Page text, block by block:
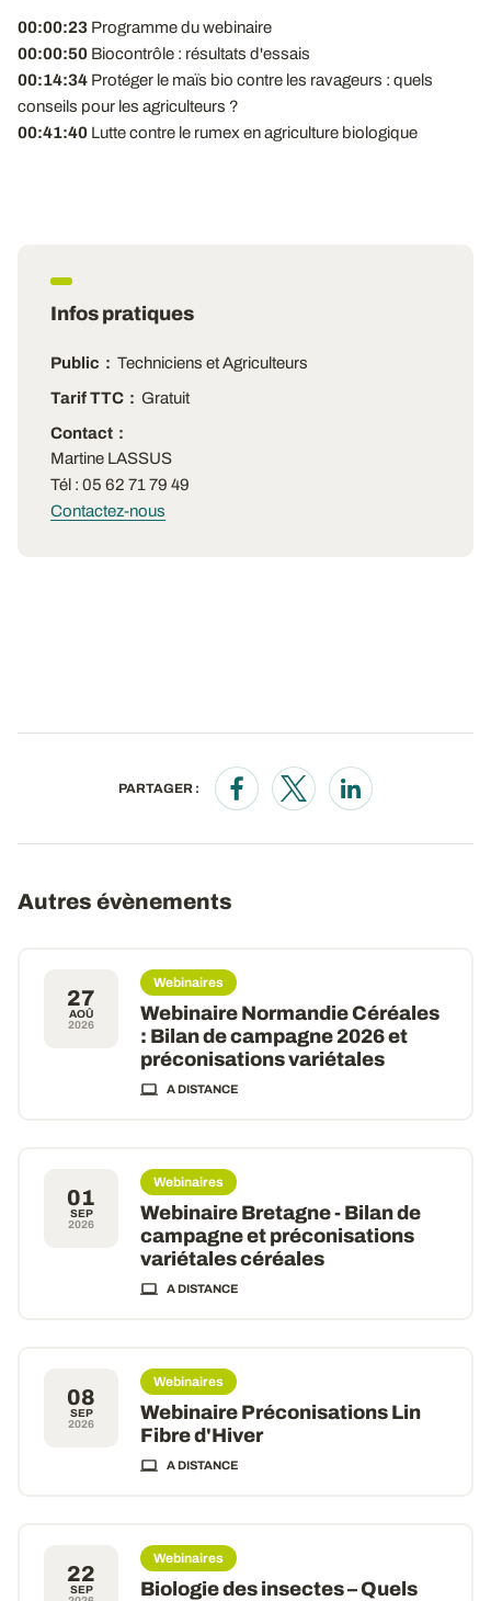
00:00:23 Programme du webinaire
00:00:50 Biocontrôle : résultats d'essais
00:14:34 Protéger le maïs bio contre les ravageurs : quels
conseils pour les agriculteurs ?
00:41:40 Lutte contre le rumex en agriculture biologique
Infos pratiques
Public
Techniciens et Agriculteurs
Tarif TTC
Gratuit
Contact
Martine LASSUS
Tél : 05 62 71 79 49
Contactez-nous
PARTAGER :
Opens in a new window
Opens in a new window
Opens in a new
Autres évènements
27
AOÛ
2026
Webinaires
Webinaire Normandie Céréales
: Bilan de campagne 2026 et
préconisations variétales
A DISTANCE
01
SEP
2026
Webinaires
Webinaire Bretagne - Bilan de
campagne et préconisations
variétales céréales
A DISTANCE
08
SEP
2026
Webinaires
Webinaire Préconisations Lin
Fibre d'Hiver
A DISTANCE
22
SEP
Webinaires
Biologie des insectes – Quels